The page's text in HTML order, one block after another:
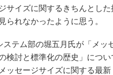
サイズに関するきちんとし
られなかったように思う。
テム部の堀五月氏が「メッ
検討と標準化の歴史」につ
ッセージサイズに関する最新